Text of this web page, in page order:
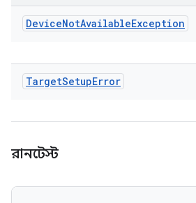
DeviceNotAvailableException
TargetSetupError
রানটেস্ট